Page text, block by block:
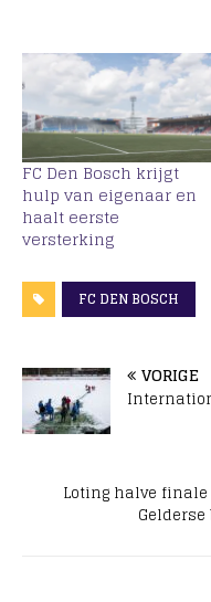
FC Den Bosch krijgt
hulp van eigenaar en
haalt eerste
versterking
FC DEN BOSCH
VORIGE
Loting halve